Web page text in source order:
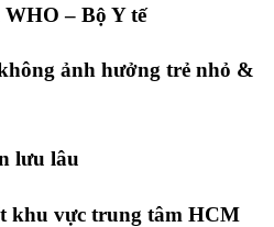
WHO – Bộ Y tế
ảnh hưởng trẻ nhỏ &
lưu lâu
khu vực trung tâm HCM